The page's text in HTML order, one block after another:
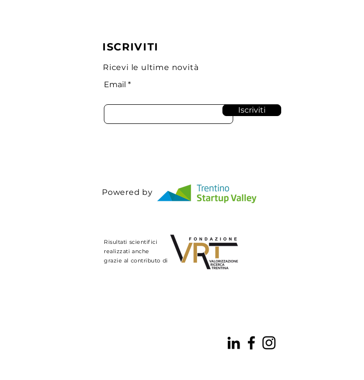
ISCRIVITI
Ricevi le ultime novità
Email
Iscriviti
Powered by
Risultati scientifici
realizzati anche
grazie al contributo di